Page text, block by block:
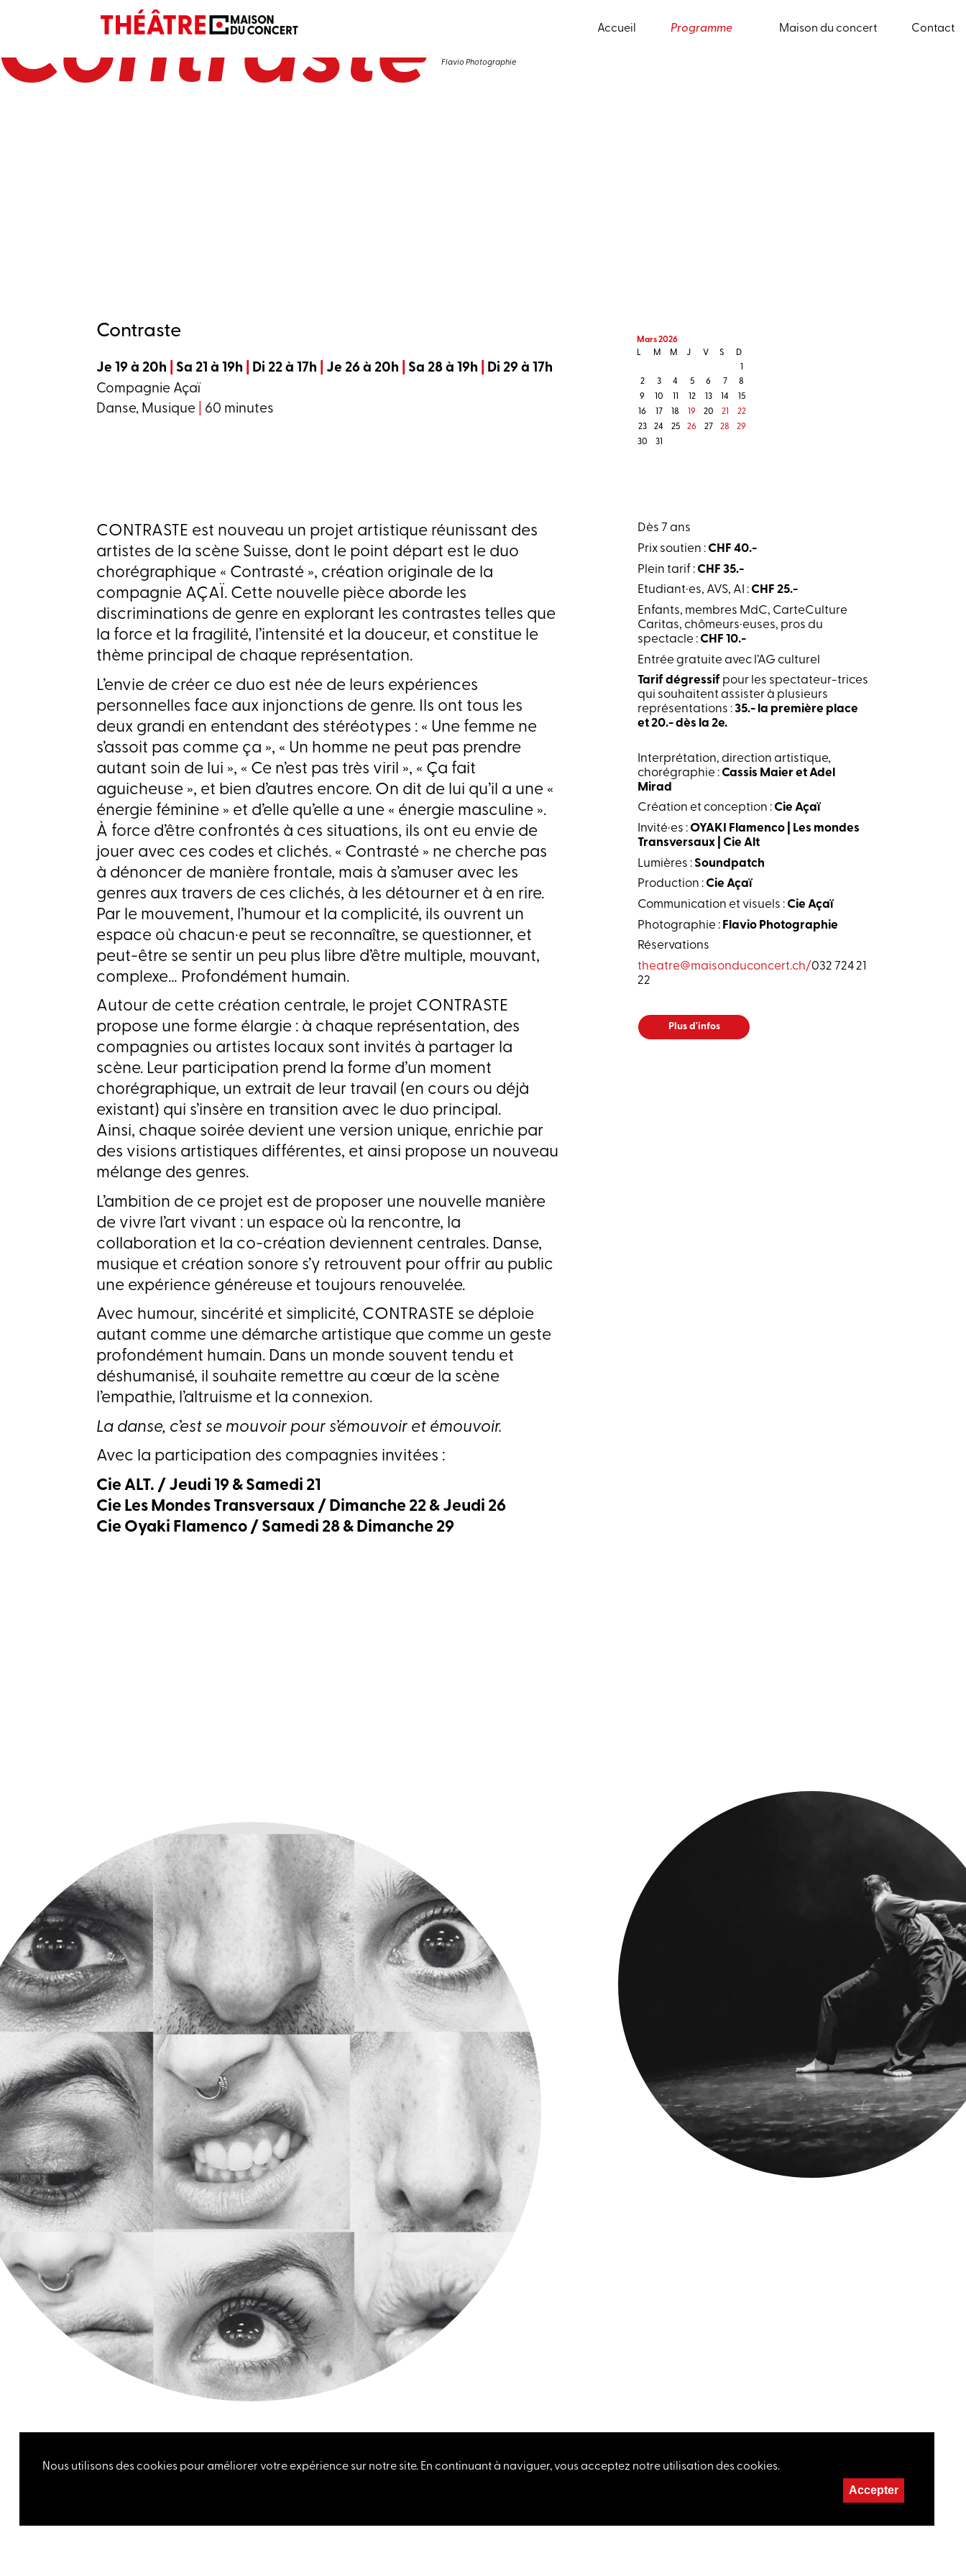
Accueil Programme Maison du concert Contact
Flavio Photographie
Contraste
Je 19 à 20h Sa 21 à 19h Di 22 à 17h Je 26 à 20h Sa 28 à 19h
Di 29 à 17h
Compagnie Açaï
Danse, Musique
60 minutes
Mars 2026
L
M M J V S
D
2
3 4 5 6 7
8
9
10 12 13 14
15
16
17 18 19 20 21
22
23
24 25 26 27 28
29
30
31
CONTRASTE est nouveau un projet artistique réunissant des
artistes de la scène Suisse, dont le point départ est le duo
chorégraphique « Contrasté », création originale de la
compagnie AÇAÏ. Cette nouvelle pièce aborde les
discriminations de genre en explorant les contrastes telles que
la force et la fragilité, l’intensité et la douceur, et constitue le
thème principal de chaque représentation.
L’envie de créer ce duo est née de leurs expériences
personnelles face aux injonctions de genre. Ils ont tous les
deux grandi en entendant des stéréotypes : « Une femme ne
s’assoit pas comme ça », « Un homme ne peut pas prendre
autant soin de lui », « Ce n’est pas très viril », « Ça fait
aguicheuse », et bien d’autres encore. On dit de lui qu’il a une «
énergie féminine » et d’elle qu’elle a une « énergie masculine ».
À force d’être confrontés à ces situations, ils ont eu envie de
jouer avec ces codes et clichés. « Contrasté » ne cherche pas
à dénoncer de manière frontale, mais à s’amuser avec les
genres aux travers de ces clichés, à les détourner et à en rire.
Par le mouvement, l’humour et la complicité, ils ouvrent un
espace où chacun·e peut se reconnaître, se questionner, et
peut-être se sentir un peu plus libre d’être multiple, mouvant,
complexe… Profondément humain.
Autour de cette création centrale, le projet CONTRASTE
propose une forme élargie : à chaque représentation, des
compagnies ou artistes locaux sont invités à partager la
scène. Leur participation prend la forme d’un moment
chorégraphique, un extrait de leur travail (en cours ou déjà
existant) qui s’insère en transition avec le duo principal.
Ainsi, chaque soirée devient une version unique, enrichie par
des visions artistiques différentes, et ainsi propose un nouveau
mélange des genres.
L’ambition de ce projet est de proposer une nouvelle manière
de vivre l’art vivant : un espace où la rencontre, la
collaboration et la co-création deviennent centrales. Danse,
musique et création sonore s’y retrouvent pour offrir au public
une expérience généreuse et toujours renouvelée.
Avec humour, sincérité et simplicité, CONTRASTE se déploie
autant comme une démarche artistique que comme un geste
profondément humain. Dans un monde souvent tendu et
déshumanisé, il souhaite remettre au cœur de la scène
l’empathie, l’altruisme et la connexion.
La danse, c’est se mouvoir pour s’émouvoir et émouvoir.
Avec la participation des compagnies invitées :
Cie ALT. / Jeudi 19 & Samedi 21
Cie Les Mondes Transversaux / Dimanche 22 & Jeudi 26
Cie Oyaki Flamenco / Samedi 28 & Dimanche 29
Dès 7 ans
Prix soutien : CHF 40.-
Plein tarif : CHF 35.-
Etudiant·es, AVS, AI : CHF 25.-
Enfants, membres MdC, CarteCulture
Caritas, chômeurs·euses, pros du
spectacle : CHF 10.-
Entrée gratuite avec l’AG culturel
Tarif dégressif pour les spectateur-trices
qui souhaitent assister à plusieurs
représentations :35.- la première place
et 20.- dès la 2e.
Interprétation, direction artistique,
chorégraphie : Cassis Maier et Adel
Mirad
Création et conception : Cie Açaï
Invité·es : OYAKI Flamenco | Les mondes
Transversaux | Cie Alt
Lumières : Soundpatch
Production : Cie Açaï
Communication et visuels : Cie Açaï
Photographie : Flavio Photographie
Réservations
theatre@maisonduconcert.ch/032 724 21
22
Plus d'infos
Nous utilisons des cookies pour améliorer votre expérience sur notre site. En continuant à naviguer, vous acceptez notre utilisation des cookies.
Accepter